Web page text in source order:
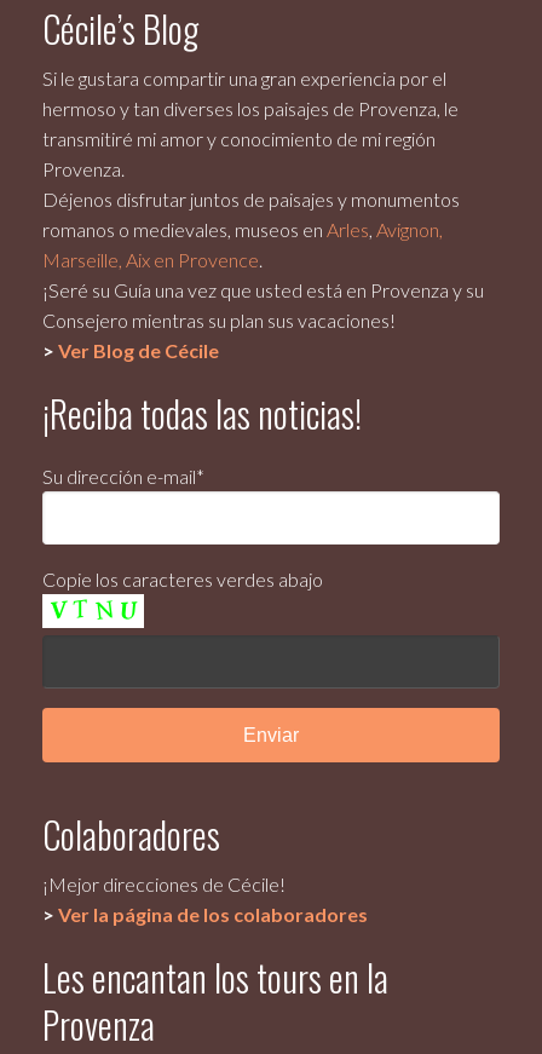
Cécile’s Blog
Si le gustara compartir una gran experiencia por el
hermoso y tan diverses los paisajes de Provenza, le
transmitiré mi amor y conocimiento de mi región
Provenza.
Déjenos disfrutar juntos de paisajes y monumentos
romanos o medievales, museos en Arles, Avignon,
Marseille, Aix en Provence.
¡Seré su Guía una vez que usted está en Provenza y su
Consejero mientras su plan sus vacaciones!
> Ver Blog de Cécile
¡Reciba todas las noticias!
Su dirección e-mail*
Copie los caracteres verdes abajo
Colaboradores
¡Mejor direcciones de Cécile!
> Ver la página de los colaboradores
Les encantan los tours en la
Provenza